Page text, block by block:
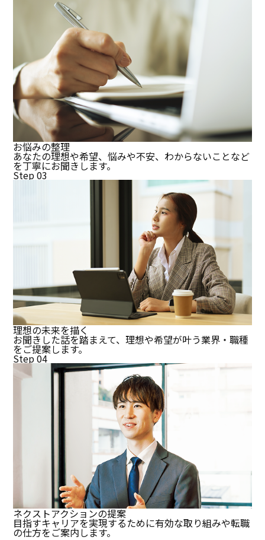
お悩みの整理
あなたの理想や希望、悩みや不安、わからないことなど
を丁寧にお聞きします。
Step 03
理想の未来を描く
お聞きした話を踏まえて、理想や希望が叶う業界・職種
をご提案します。
Step 04
ネクストアクションの提案
目指すキャリアを実現するために有効な取り組みや転職
の仕方をご案内します。